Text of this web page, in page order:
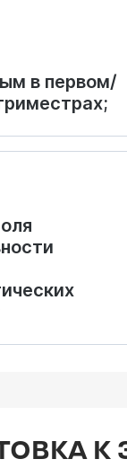
в первом/
К